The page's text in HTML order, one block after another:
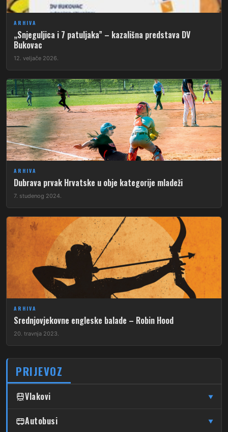
ARHIVA
„Snjeguljica i 7 patuljaka” – kazališna predstava DV
Bukovac
12. veljače 2026.
ARHIVA
Dubrava prvak Hrvatske u obje kategorije mladeži
7. studenog 2024.
ARHIVA
Srednjovjekovne engleske balade – Robin Hood
20. travnja 2023.
PRIJEVOZ
Vlakovi ▼
Čulinec Čulinec
Autobusi ▼